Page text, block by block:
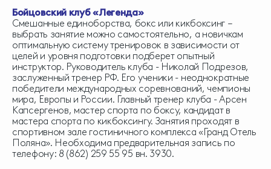
Бойцовский клуб «Легенда»
Смешанные единоборства, бокс или кикбоксинг –
выбрать занятие можно самостоятельно, а новичкам
оптимальную систему тренировок в зависимости от
целей и уровня подготовки подберет опытный
инструктор. Руководитель клуба - Николай Подрезов,
заслуженный тренер РФ. Его ученики - неоднократные
победители международных соревнований, чемпионы
мира, Европы и России. Главный тренер клуба - Арсен
Капсергенов, мастер спорта по боксу, кандидат в
мастера спорта по кикбоксингу. Занятия проходят в
спортивном зале гостиничного комплекса «Гранд Отель
Поляна». Необходима предварительная запись по
телефону: 8 (862) 259 55 95 вн. 3930.